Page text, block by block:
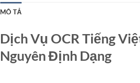
MÔ TẢ
Dịch Vụ OCR Tiếng
Nguyên Định Dạng